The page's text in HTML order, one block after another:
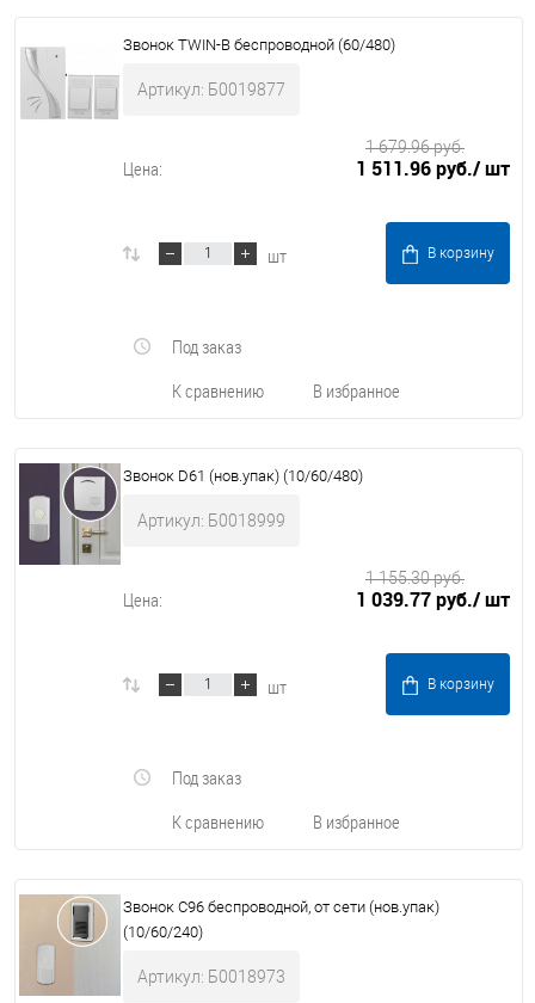
Звонок TWIN-B беспроводной (60/480)
Артикул: Б0019877
Цена: 1 511.96 руб./ шт
1 679.96 руб.
шт В корзину
К сравнению В избранное
Под заказ
Звонок D61 (нов.упак) (10/60/480)
Артикул: Б0018999
Цена: 1 039.77 руб./ шт
1 155.30 руб.
шт В корзину
К сравнению В избранное
Под заказ
Звонок C96 беспроводной, от сети (нов.упак)
(10/60/240)
Артикул: Б0018973